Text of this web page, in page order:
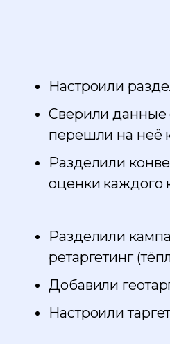
Настроили
Сверили данные
перешли на неё
Разделили
оценки каждого
Разделили
ретаргетинг
Добавили
Настроили